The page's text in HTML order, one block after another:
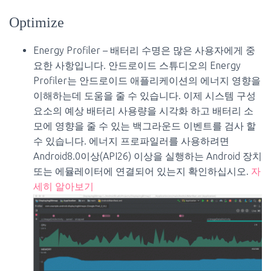
Optimize
Energy Profiler – 배터리 수명은 많은 사용자에게 중
요한 사항입니다. 안드로이드 스튜디오의 Energy
Profiler는 안드로이드 애플리케이션의 에너지 영향을
이해하는데 도움을 줄 수 있습니다. 이제 시스템 구성
요소의 예상 배터리 사용량을 시각화 하고 배터리 소
모에 영향을 줄 수 있는 백그라운드 이벤트를 검사 할
수 있습니다. 에너지 프로파일러를 사용하려면
Android8.0이상(API26) 이상을 실행하는 Android 장치
또는 에뮬레이터에 연결되어 있는지 확인하십시오. 자
세히 알아보기